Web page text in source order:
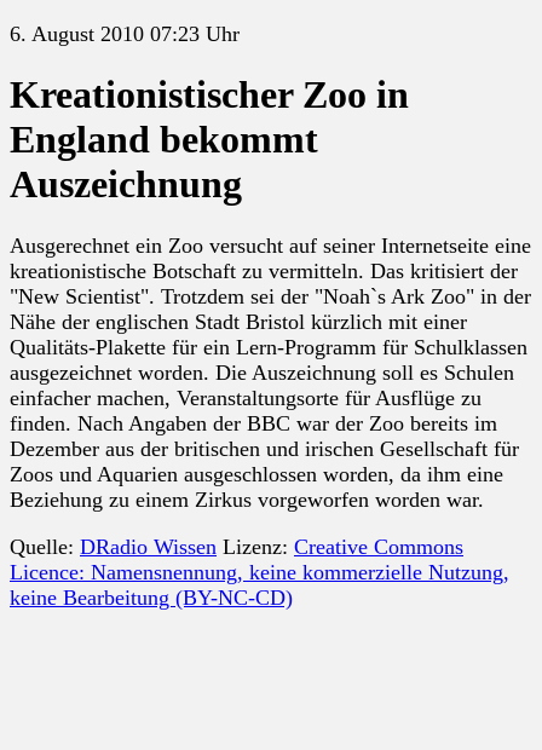
6. August 2010 07:23 Uhr
Kreationistischer Zoo in
England bekommt
Auszeichnung
Ausgerechnet ein Zoo versucht auf seiner Internetseite eine
kreationistische Botschaft zu vermitteln. Das kritisiert der
"New Scientist". Trotzdem sei der "Noah`s Ark Zoo" in der
Nähe der englischen Stadt Bristol kürzlich mit einer
Qualitäts-Plakette für ein Lern-Programm für Schulklassen
ausgezeichnet worden. Die Auszeichnung soll es Schulen
einfacher machen, Veranstaltungsorte für Ausflüge zu
finden. Nach Angaben der BBC war der Zoo bereits im
Dezember aus der britischen und irischen Gesellschaft für
Zoos und Aquarien ausgeschlossen worden, da ihm eine
Beziehung zu einem Zirkus vorgeworfen worden war.
Quelle: DRadio Wissen Lizenz: Creative Commons
Licence: Namensnennung, keine kommerzielle Nutzung,
keine Bearbeitung (BY-NC-CD)